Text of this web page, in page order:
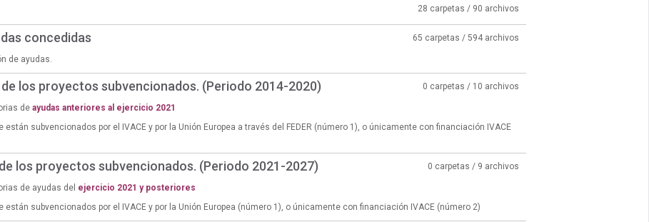
28 carpetas / 90 archivos
concedidas 65 carpetas / 594 archivos
de ayudas.
los proyectos subvencionados. (Periodo 2014-2020) 0 carpetas / 10 archivos
de ayudas anteriores al ejercicio 2021
subvencionados por el IVACE y por la Unión Europea a través del FEDER (número 1), o únicamente con financiación IVACE
los proyectos subvencionados. (Periodo 2021-2027) 0 carpetas / 9 archivos
de ayudas del ejercicio 2021 y posteriores
subvencionados por el IVACE y por la Unión Europea (número 1), o únicamente con financiación IVACE (número 2)